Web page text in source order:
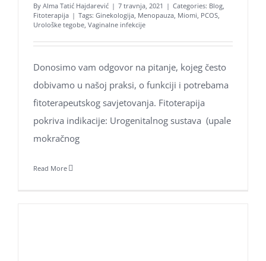
By Alma Tatić Hajdarević | 7 travnja, 2021 | Categories: Blog,
Fitoterapija | Tags: Ginekologija, Menopauza, Miomi, PCOS,
Urološke tegobe, Vaginalne infekcije
Donosimo vam odgovor na pitanje, kojeg često
dobivamo u našoj praksi, o funkciji i potrebama
fitoterapeutskog savjetovanja. Fitoterapija
pokriva indikacije: Urogenitalnog sustava (upale
mokračnog
Read More